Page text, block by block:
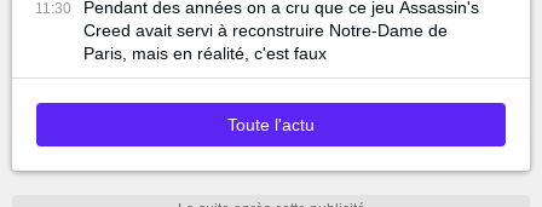
11:30
Pendant des années on a cru que ce jeu Assassin's
Creed avait servi à reconstruire Notre-Dame de
Paris, mais en réalité, c'est faux
Toute l'actu